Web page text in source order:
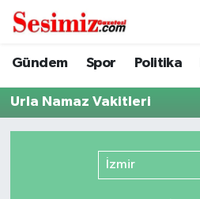
Gündem Spor Politika
Urla Namaz Vakitleri
İzmir
Dünya
Eğitim
Nöbetçi Eczaneler
Hava Durumu
Trafik Durumu